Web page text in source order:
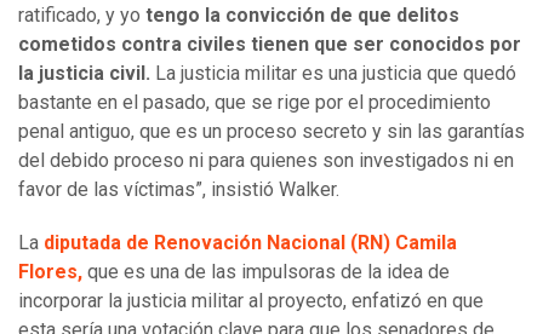
ratificado, y yo tengo la convicción de que delitos
cometidos contra civiles tienen que ser conocidos por
la justicia civil. La justicia militar es una justicia que quedó
bastante en el pasado, que se rige por el procedimiento
penal antiguo, que es un proceso secreto y sin las garantías
del debido proceso ni para quienes son investigados ni en
favor de las víctimas”, insistió Walker.
La diputada de Renovación Nacional (RN) Camila
Flores, que es una de las impulsoras de la idea de
incorporar la justicia militar al proyecto, enfatizó en que